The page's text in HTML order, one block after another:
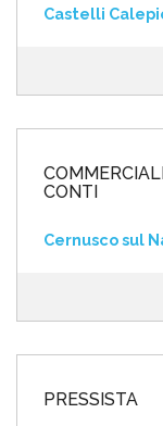
Castelli
CONTI
Cernusco sul
PRESSISTA